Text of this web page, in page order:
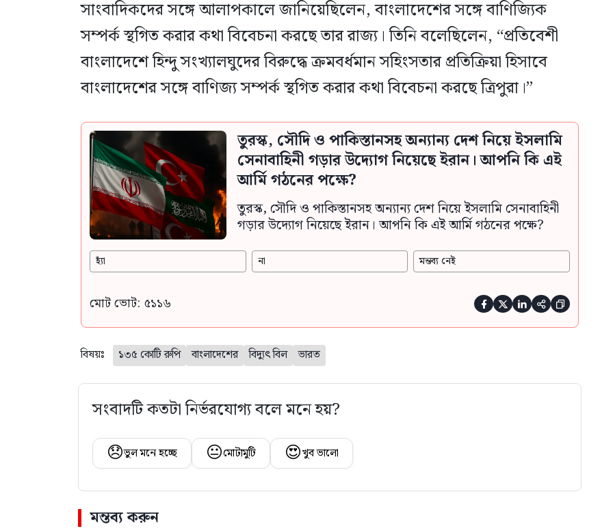
সাংবাদিকদের সঙ্গে আলাপকালে জানিয়েছিলেন, বাংলাদেশের সঙ্গে বাণিজ্যিক
সম্পর্ক স্থগিত করার কথা বিবেচনা করছে তার রাজ্য। তিনি বলেছিলেন, “প্রতিবেশী
বাংলাদেশে হিন্দু সংখ্যালঘুদের বিরুদ্ধে ক্রমবর্ধমান সহিংসতার প্রতিক্রিয়া হিসাবে
বাংলাদেশের সঙ্গে বাণিজ্য সম্পর্ক স্থগিত করার কথা বিবেচনা করছে ত্রিপুরা।”
তুরস্ক, সৌদি ও পাকিস্তানসহ অন্যান্য দেশ নিয়ে ইসলামি
সেনাবাহিনী গড়ার উদ্যোগ নিয়েছে ইরান। আপনি কি এই
আর্মি গঠনের পক্ষে?
তুরস্ক, সৌদি ও পাকিস্তানসহ অন্যান্য দেশ নিয়ে ইসলামি সেনাবাহিনী
গড়ার উদ্যোগ নিয়েছে ইরান। আপনি কি এই আর্মি গঠনের পক্ষে?
হ্যাঁ না মন্তব্য নেই
মোট ভোট: ৫১১৬     
বিষয়ঃ ১৩৫ কোটি রুপি বাংলাদেশের বিদ্যুৎ বিল ভারত
সংবাদটি কতটা নির্ভরযোগ্য বলে মনে হয়?
😞ভুল মনে হচ্ছে 😐মোটামুটি 😍খুব ভালো
মন্তব্য করুন